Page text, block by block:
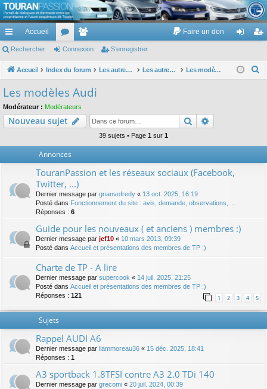
TouranPassion
Le forum des propriétaires ou futurs acquéreurs du Volkswagen Touran
cc
ès
pi
de
Accueil
or
u
e
m
Faire un don
ne nr
Rechercher Connexion S’enregistrer
Accueil Index du forum Les autres voitures et ce qui touche à la voiture Les autres modèles du groupe VW Les modèles Audi
c
Les modèles Audi
Modérateur : Modérateurs
Nouveau sujet Rechercher
39 sujets • Page 1 sur 1
Annonces
TouranPassion et les réseaux sociaux (Facebook,
Twitter, ...)
Dernier message par gnanvofredy « 13 oct. 2025, 16:19
Posté dans Fonctionnement du site : avis, demande, observations, ...
Réponses : 6
Guide pour les nouveaux ( et anciens ) membres :)
Dernier message par jef10 « 10 mars 2013, 09:39
Posté dans Accueil et présentations des membres de TP :)
Charte de TP - A lire
Dernier message par supercook « 14 juil. 2025, 21:25
Posté dans Accueil et présentations des membres de TP :)
Réponses : 121 1 2 3 4 5
Sujets
Rappel AUDI A6
Dernier message par liammoreau36 « 15 déc. 2025, 18:41
Réponses : 1
A3 sportback 1.8TFSI contre A3 2.0 TDi 140
Dernier message par grecomi « 20 juil. 2024, 00:39